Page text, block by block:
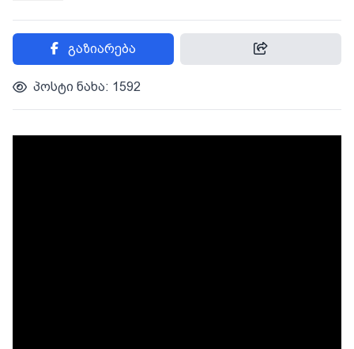
გაზიარება
პოსტი ნახა: 1592